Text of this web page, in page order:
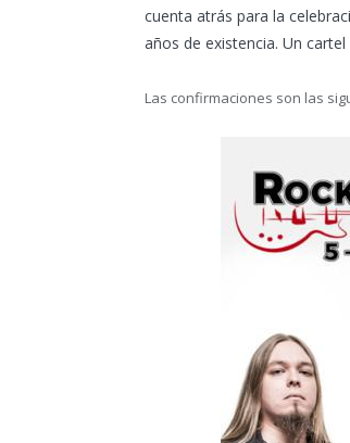
cuenta atrás para la
años de existencia. Un
Las confirmaciones son las